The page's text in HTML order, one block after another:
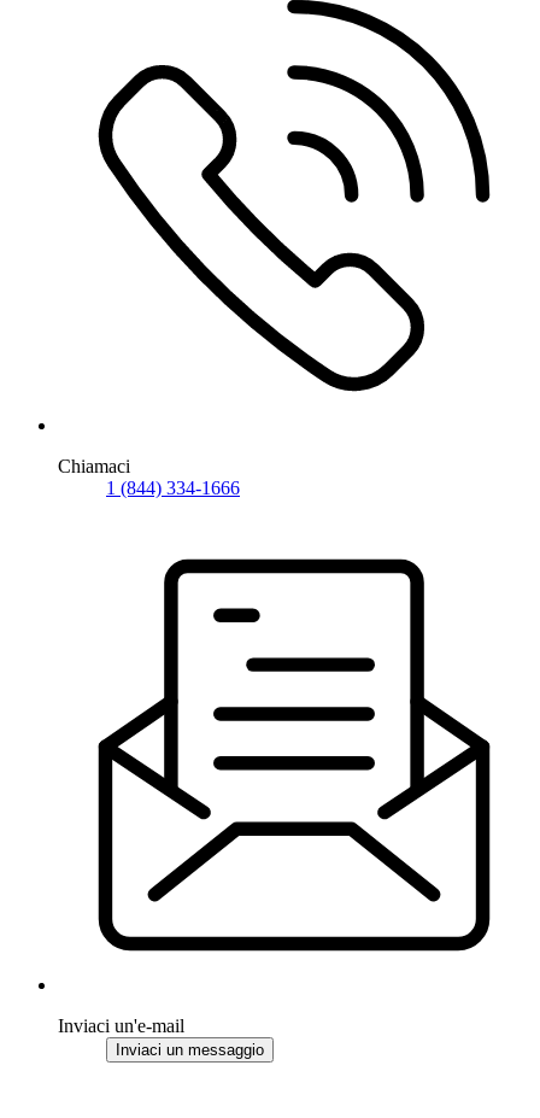
Chiamaci
1 (844) 334-1666
Inviaci un'e-mail
Inviaci un messaggio